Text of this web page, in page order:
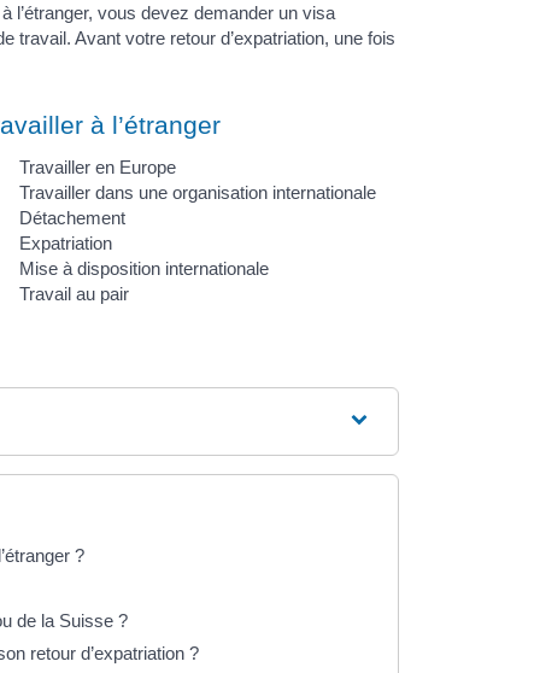
l’étranger, vous devez demander un visa
travail. Avant votre retour d’expatriation, une fois
à l’étranger
Travailler en Europe
Travailler dans une organisation internationale
Détachement
Expatriation
Mise à disposition internationale
Travail au pair
?
de la Suisse ?
retour d’expatriation ?